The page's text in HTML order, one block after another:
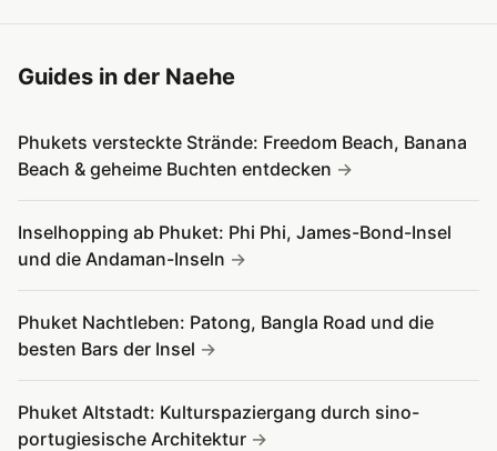
Guides in der Naehe
Phukets versteckte Strände: Freedom Beach, Banana
Beach & geheime Buchten entdecken
Inselhopping ab Phuket: Phi Phi, James-Bond-Insel
und die Andaman-Inseln
Phuket Nachtleben: Patong, Bangla Road und die
besten Bars der Insel
Phuket Altstadt: Kulturspaziergang durch sino-
portugiesische Architektur